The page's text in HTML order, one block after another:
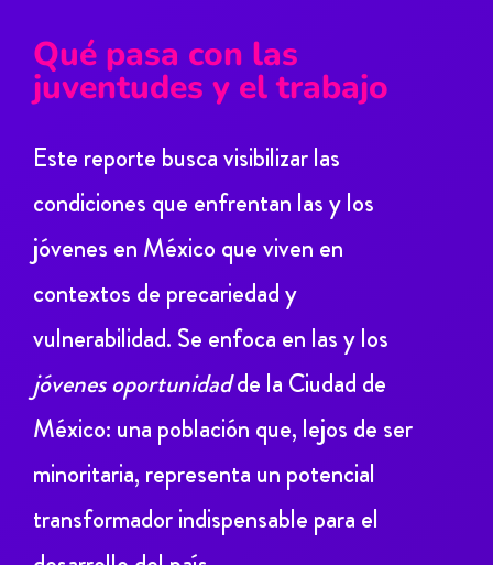
Qué pasa con las
juventudes y el trabajo
Este reporte busca visibilizar las
condiciones que enfrentan las y los
jóvenes en México que viven en
contextos de precariedad y
vulnerabilidad. Se enfoca en las y los
jóvenes oportunidadde la Ciudad de
México: una población que, lejos de ser
minoritaria, representa un potencial
transformador indispensable para el